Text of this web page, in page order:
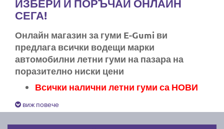
ИЗБЕРИ И ПОРЪЧАЙ ОНЛАЙН
СЕГА!
Онлайн магазин за гуми E-Gumi ви
предлага всички водещи марки
автомобилни летни гуми на пазара на
поразително ниски цени
Всички налични летни гуми са НОВИ
Експресна доставка за цяла България
Ние не изпращаме стари гуми
виж повече